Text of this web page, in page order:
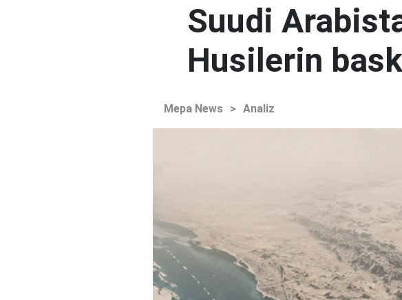
Suudi
Husilerin
Mepa News > Analiz